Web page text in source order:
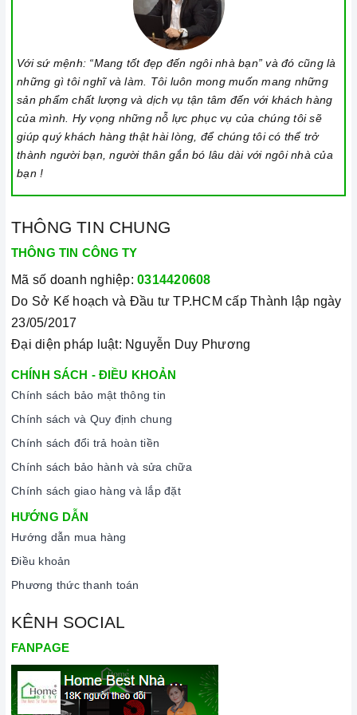
giây cho đến khi có tín hiệu thông báo.
Lưu ý vệ sinh và bảo quản bếp
Luôn dùng khăn mềm và khô để vệ sinh mặt bếp, chú ý lau
thật nhẹ để tránh làm trầy xước mặt bếp.
Đối với các vết bẩn cứng đầu, có thể dùng giấy ướt hoặc chất
tẩy rửa chuyên dụng để lau mặt bếp.
Lưu ý chỉ nên thực hiện việc này khi bếp đã nguội và cách xa
bếp để tránh làm trầy xước, ảnh hưởng đến cảm ứng
từ.
Thường xuyên lau chùi bếp và giữ vệ sinh sạch sẽ để đảm
bảo tuổi thọ của bếp.
3. Tại sao nên chọn mua sản phẩm tại Home Best?
phẩm chính hãng 100%, có nguồn gốc, xuất xứ và chứng từ
Chế độ hỗ trợ bảo hành linh hoạt:
lắp đặt, chế độ bảo hành chính hãng, hậu mãi chuyên
nghiệp, đảm bảo rằng quý khách sẽ có trải nghiệm tuyệt vời
và không gặp bất kỳ khó khăn nào trong quá trình sử dụng
sản phẩm.
Vận chuyển lắp đặt nhanh chóng:
nhân viên và kỹ thuật viên chuyên nghiệp, tận tâm sẽ đồng
hành cùng quý khách trong quá trình mua sắm và sử dụng
Với sứ mệnh: “Mang tốt đẹp đến ngôi nhà bạn” và đó cũng là
những gì tôi nghĩ và làm. Tôi luôn mong muốn mang những
sản phẩm chất lượng và dịch vụ tận tâm đến với khách hàng
của mình. Hy vọng những nỗ lực phục vụ của chúng tôi sẽ
giúp quý khách hàng thật hài lòng, để chúng tôi có thể trở
thành người bạn, người thân gắn bó lâu dài với ngôi nhà của
bạn !
THÔNG TIN CHUNG
THÔNG TIN CÔNG TY
Mã số doanh nghiệp: 0314420608
Do Sở Kế hoạch và Đầu tư TP.HCM cấp Thành lập ngày
23/05/2017
Đại diện pháp luật: Nguyễn Duy Phương
CHÍNH SÁCH - ĐIỀU KHOẢN
Chính sách bảo mật thông tin
Chính sách và Quy định chung
Chính sách đổi trả hoàn tiền
Chính sách bảo hành và sửa chữa
Chính sách giao hàng và lắp đặt
HƯỚNG DẪN
Hướng dẫn mua hàng
Điều khoản
Phương thức thanh toán
KÊNH SOCIAL
FANPAGE